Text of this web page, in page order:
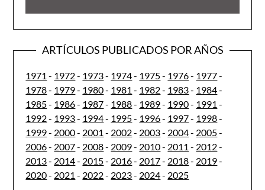
ARTÍCULOS PUBLICADOS POR AÑOS
1971 - 1972- 1973- 1974- 1975- 1976- 1977-
1978- 1979- 1980- 1981 - 1982- 1983- 1984-
1985- 1986- 1987- 1988- 1989- 1990- 1991 -
1992- 1993- 1994- 1995- 1996- 1997- 1998-
1999- 2000- 2001 - 2002- 2003- 2004- 2005-
2006- 2007- 2008- 2009- 2010- 2011 - 2012-
2013- 2014- 2015- 2016- 2017- 2018- 2019-
2020- 2021 - 2022- 2023- 2024- 2025